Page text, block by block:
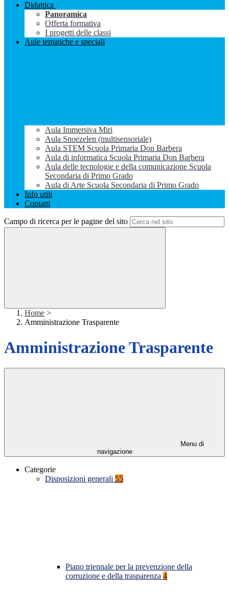
Didattica
Panoramica
Offerta formativa
I progetti delle classi
Aule tematiche e speciali
Aula Immersiva Miri
Aula Snoezelen (multisensoriale)
Aula STEM Scuola Primaria Don Barbera
Aula di informatica Scuola Primaria Don Barbera
Aula delle tecnologie e della comunicazione Scuola
Secondaria di Primo Grado
Aula di Arte Scuola Secondaria di Primo Grado
Info utili
Contatti
Campo di ricerca per le pagine del sito
Home >
Amministrazione Trasparente
Amministrazione Trasparente
Menu di
navigazione
Categorie
Disposizioni generali 55
Piano triennale per la prevenzione della
corruzione e della trasparenza 4